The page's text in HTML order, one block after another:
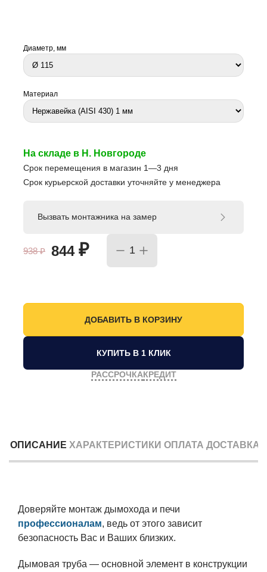
Диаметр, мм
Материал
На складе в Н. Новгороде
Срок перемещения в магазин 1—3 дня
Срок курьерской доставки уточняйте у менеджера
938₽ 844 ₽
Вызвать монтажника на замер
КУПИТЬ В 1 КЛИК
РАССРОЧКАКРЕДИТ
ОПИСАНИЕ ХАРАКТЕРИСТИКИ ОПЛАТА ДОСТАВКА
Доверяйте монтаж дымохода и печи
профессионалам, ведь от этого зависит
безопасность Вас и Ваших близких.
Дымовая труба — основной элемент в конструкции